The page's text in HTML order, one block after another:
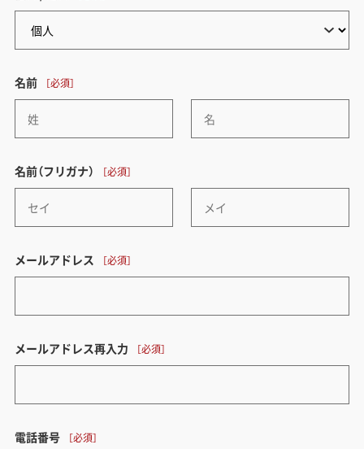
名前
名前（フリガナ）
メールアドレス
メールアドレス再入力
電話番号